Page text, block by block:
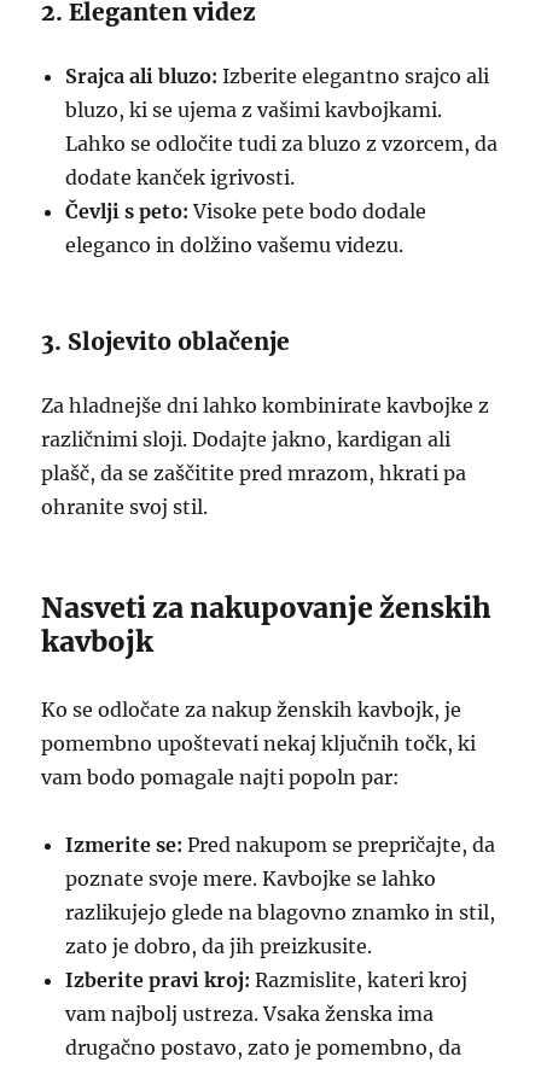
2. Eleganten videz
Srajca ali bluzo: Izberite elegantno srajco ali
bluzo, ki se ujema z vašimi kavbojkami.
Lahko se odločite tudi za bluzo z vzorcem, da
dodate kanček igrivosti.
Čevlji s peto: Visoke pete bodo dodale
eleganco in dolžino vašemu videzu.
3. Slojevito oblačenje
Za hladnejše dni lahko kombinirate kavbojke z
različnimi sloji. Dodajte jakno, kardigan ali
plašč, da se zaščitite pred mrazom, hkrati pa
ohranite svoj stil.
Nasveti za nakupovanje ženskih
kavbojk
Ko se odločate za nakup ženskih kavbojk, je
pomembno upoštevati nekaj ključnih točk, ki
vam bodo pomagale najti popoln par:
Izmerite se: Pred nakupom se prepričajte, da
poznate svoje mere. Kavbojke se lahko
razlikujejo glede na blagovno znamko in stil,
zato je dobro, da jih preizkusite.
Izberite pravi kroj: Razmislite, kateri kroj
vam najbolj ustreza. Vsaka ženska ima
drugačno postavo, zato je pomembno, da